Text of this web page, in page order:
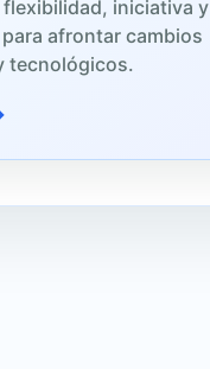
flexibilidad, iniciativa y
afrontar cambios
tecnológicos.